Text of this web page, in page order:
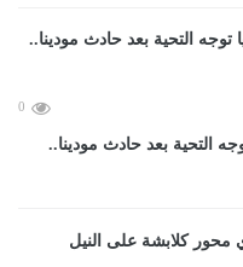
0
التحية بعد حادث مودينا..